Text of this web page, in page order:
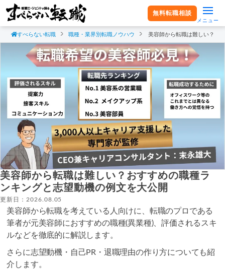
無料転職相談
メニュー
すべらない転職 職種・業界別転職ノウハウ 美容師から転職は難しい？お
美容師から転職は難しい？おすすめの職種ラ
ンキングと志望動機の例文を大公開
更新日：2026.08.05
美容師から転職を考えている人向けに、転職のプロである
筆者が元美容師におすすめの職種(異業種)、評価されるスキ
ルなどを徹底的に解説します。
さらに志望動機・自己PR・退職理由の作り方についても紹
介します。